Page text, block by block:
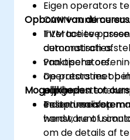
Eigen operators
CANN-runtime en
TVM toe te
automatisch
van operators.
De prestaties op
aangepaste
en optimaliseren.
Opbouw van de cursus
Interactieve
demonstraties.
Praktische
operators met
pijplijnen.
Testen en
hardware of
Mogelijkheden tot
Indien u een op
wenst, kunt u
om de details af